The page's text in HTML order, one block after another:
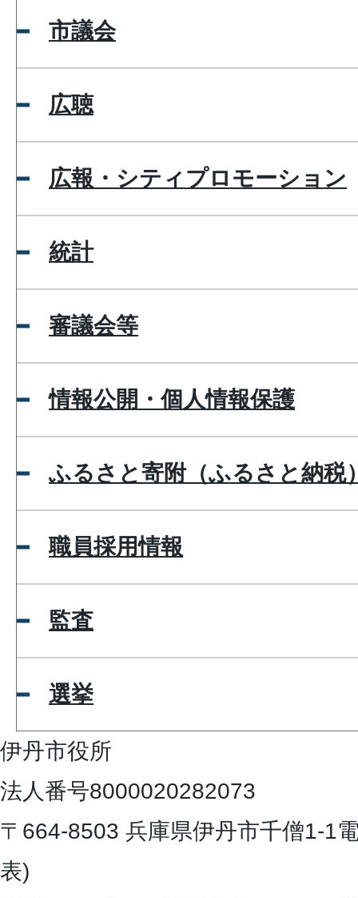
市議会
広聴
広報・シティプロモーション
統計
審議会等
情報公開・個人情報保護
ふるさと寄附（ふるさと納税
職員採用情報
監査
選挙
伊丹市役所
法人番号8000020282073
〒664-8503 兵庫県伊丹市千僧1-1
表)